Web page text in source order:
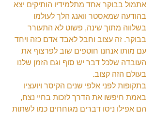
אתמול בבוקר אחד מתלמידיו הותיקים יצא
בהודעה שמאסטר וואנג הלך לעולמו
בשלווה מתוך שינה, פשוט לא התעורר
בבוקר. זה עצוב וחבל לאבד אדם כזה ויחד
עם מותו אנחנו חוטפים שוב לפרצוף את
העובדה שלכל דבר יש סוף וגם הזמן שלנו
בעולם הזה קצוב.
בתקופות לפני אלפי שנים הקיסר ויועציו
באמת חיפשו את הדרך לזכות בחיי נצח,
הם אפילו ניסו דברים מגוחחים כמו לשתות